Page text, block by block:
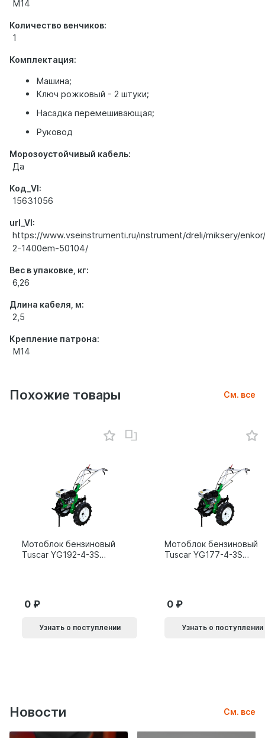
М14
Количество венчиков:
1
Комплектация:
Машина;
Ключ рожковый - 2 штуки;
Насадка перемешивающая;
Руковод
Морозоустойчивый кабель:
Да
Код_VI:
15631056
url_VI:
https://www.vseinstrumenti.ru/instrument/dreli/miksery/
2-1400em-50104/
Вес в упаковке, кг:
6,26
Длина кабеля, м:
2,5
Крепление патрона:
М14
Похожие товары См. все
Мотоблок бензиновый
Tuscar YG192-4-3S
0
Узнать о поступлении
Мотоблок бензиновый
Tuscar YG177-4-3S
0
Узнать о поступлении
Новости См. все